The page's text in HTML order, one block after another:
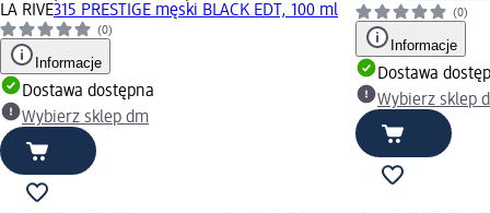
LA RIVE315 PRESTIGE męski BLACK EDT, 100 ml
(0)
Informacje
Dostawa dostępna
Wybierz sklep dm
(0)
Informacje
Dostawa
Wybierz sklep